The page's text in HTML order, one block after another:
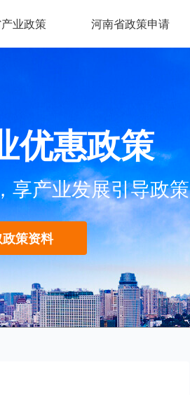
业政策 河南省政策申请
优惠政策
享产业发展引导政策
策资料